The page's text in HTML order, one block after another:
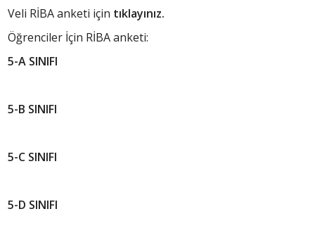
Veli RİBA anketi için tıklayınız.
Öğrenciler İçin RİBA anketi:
5-A SINIFI
5-B SINIFI
5-C SINIFI
5-D SINIFI